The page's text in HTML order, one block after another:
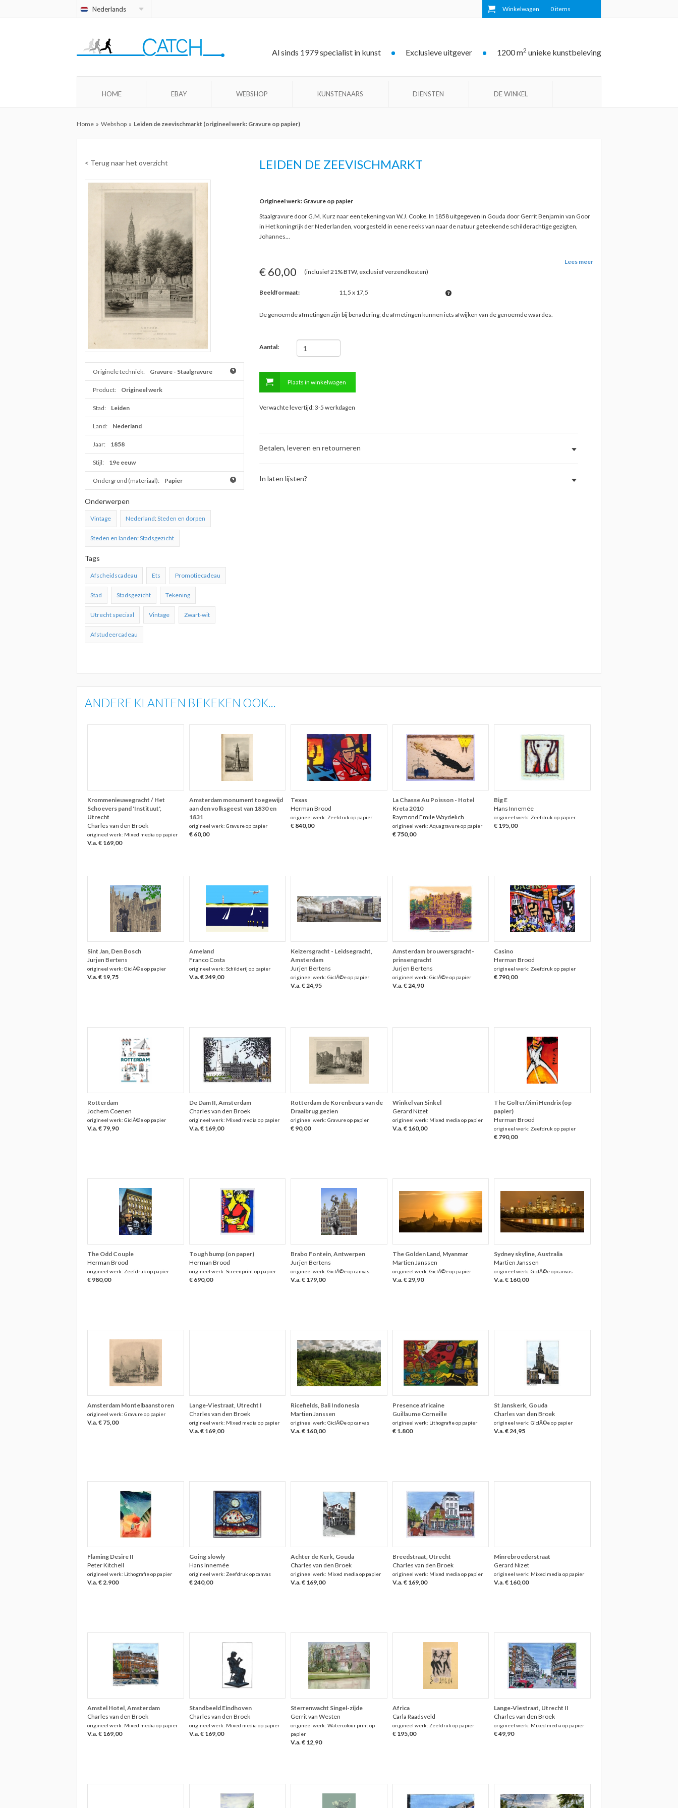
Nederlands Winkelwagen 0items
1200 m2 unieke kunstbeleving
Exclusieve uitgever
Al sinds 1979 specialist in kunst
HOME EBAY WEBSHOP KUNSTENAARS DIENSTEN DE WINKEL
Home » Webshop » Leiden de zeevischmarkt (origineel werk: Gravure op papier)
< Terug naar het overzicht
Originele techniek: Gravure - Staalgravure
Product: Origineel werk
Stad: Leiden
Land: Nederland
Jaar: 1858
Stijl: 19e eeuw
Ondergrond (materiaal): Papier
Onderwerpen
Vintage Nederland:Steden en dorpen
Steden en landen:Stadsgezicht
Tags
Afscheidscadeau Ets Promotiecadeau
Stad Stadsgezicht Tekening
Utrecht speciaal Vintage Zwart-wit
Afstudeercadeau
LEIDEN DE ZEEVISCHMARKT
Origineel werk: Gravure op papier
Staalgravure door G.M. Kurz naar een tekening van W.J. Cooke. In 1858 uitgegeven in Gouda door Gerrit Benjamin van Goor
in Het koningrijk der Nederlanden, voorgesteld in eene reeks van naar de natuur geteekende schilderachtige gezigten,
Johannes...
Lees meer
€ 60,00 (inclusief 21% BTW, exclusief verzendkosten)
Beeldformaat: 11,5 x 17,5
De genoemde afmetingen zijn bij benadering; de afmetingen kunnen iets afwijken van de genoemde waardes.
Aantal:
Plaats in winkelwagen
Verwachte levertijd: 3-5 werkdagen
Betalen, leveren en retourneren
In laten lijsten?
ANDERE KLANTEN BEKEKEN OOK...
Krommenieuwegracht / Het
Schoevers pand 'Instituut',
Utrecht
Charles van den Broek
origineel werk: Mixed media op papier
V.a. € 169,00
Amsterdam monument toegewijd
aan den volksgeest van 1830 en
1831
origineel werk: Gravure op papier
€ 60,00
Texas
Herman Brood
origineel werk: Zeefdruk op papier
€ 840,00
La Chasse Au Poisson - Hotel
Kreta 2010
Raymond Emile Waydelich
origineel werk: Aquagravure op papier
€ 750,00
Big E
Hans Innemée
origineel werk: Zeefdruk op papier
€ 195,00
Sint Jan, Den Bosch
Jurjen Bertens
origineel werk: GiclÃ©e op papier
V.a. € 19,75
Ameland
Franco Costa
origineel werk: Schilderij op papier
V.a. € 249,00
Keizersgracht - Leidsegracht,
Amsterdam
Jurjen Bertens
origineel werk: GiclÃ©e op papier
V.a. € 24,95
Amsterdam brouwersgracht-
prinsengracht
Jurjen Bertens
origineel werk: GiclÃ©e op papier
V.a. € 24,90
Casino
Herman Brood
origineel werk: Zeefdruk op papier
€ 790,00
Rotterdam
Jochem Coenen
origineel werk: GiclÃ©e op papier
V.a. € 79,90
De Dam II, Amsterdam
Charles van den Broek
origineel werk: Mixed media op papier
V.a. € 169,00
Rotterdam de Korenbeurs van de
Draaibrug gezien
origineel werk: Gravure op papier
€ 90,00
Winkel van Sinkel
Gerard Nizet
origineel werk: Mixed media op papier
V.a. € 160,00
The Golfer/Jimi Hendrix (op
papier)
Herman Brood
origineel werk: Zeefdruk op papier
€ 790,00
The Odd Couple
Herman Brood
origineel werk: Zeefdruk op papier
€ 980,00
Tough bump (on paper)
Herman Brood
origineel werk: Screenprint op papier
€ 690,00
Brabo Fontein, Antwerpen
Jurjen Bertens
origineel werk: GiclÃ©e op canvas
V.a. € 179,00
The Golden Land, Myanmar
Martien Janssen
origineel werk: GiclÃ©e op papier
V.a. € 29,90
Sydney skyline, Australia
Martien Janssen
origineel werk: GiclÃ©e op canvas
V.a. € 160,00
Amsterdam Montelbaanstoren
origineel werk: Gravure op papier
V.a. € 75,00
Lange-Viestraat, Utrecht I
Charles van den Broek
origineel werk: Mixed media op papier
V.a. € 169,00
Ricefields, Bali Indonesia
Martien Janssen
origineel werk: GiclÃ©e op canvas
V.a. € 160,00
Presence africaine
Guillaume Corneille
origineel werk: Lithografie op papier
€ 1.800
St Janskerk, Gouda
Charles van den Broek
origineel werk: GiclÃ©e op papier
V.a. € 24,95
Flaming Desire II
Peter Kitchell
origineel werk: Lithografie op papier
V.a. € 2.900
Going slowly
Hans Innemée
origineel werk: Zeefdruk op canvas
€ 240,00
Achter de Kerk, Gouda
Charles van den Broek
origineel werk: Mixed media op papier
V.a. € 169,00
Breedstraat, Utrecht
Charles van den Broek
origineel werk: Mixed media op papier
V.a. € 169,00
Minrebroederstraat
Gerard Nizet
origineel werk: Mixed media op papier
V.a. € 160,00
Amstel Hotel, Amsterdam
Charles van den Broek
origineel werk: Mixed media op papier
V.a. € 169,00
Standbeeld Eindhoven
Charles van den Broek
origineel werk: Mixed media op papier
V.a. € 169,00
Sterrenwacht Singel-zijde
Gerrit van Westen
origineel werk: Watercolour print op
papier
V.a. € 12,90
Africa
Carla Raadsveld
origineel werk: Zeefdruk op papier
€ 195,00
Lange-Viestraat, Utrecht II
Charles van den Broek
origineel werk: Mixed media op papier
€ 49,90